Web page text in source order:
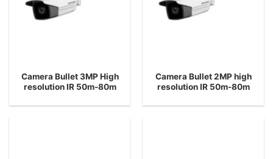
Camera Bullet 3MP High
resolution IR 50m-80m
Camera Bullet 2MP high
resolution IR 50m-80m